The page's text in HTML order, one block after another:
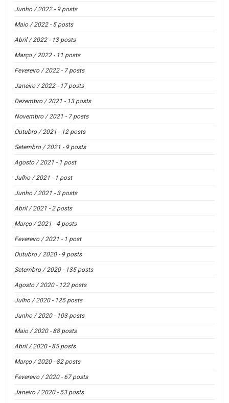
Junho / 2022 - 9 posts
Maio / 2022 - 5 posts
Abril / 2022 - 13 posts
Março / 2022 - 11 posts
Fevereiro / 2022 - 7 posts
Janeiro / 2022 - 17 posts
Dezembro / 2021 - 13 posts
Novembro / 2021 - 7 posts
Outubro / 2021 - 12 posts
Setembro / 2021 - 9 posts
Agosto / 2021 - 1 post
Julho / 2021 - 1 post
Junho / 2021 - 3 posts
Abril / 2021 - 2 posts
Março / 2021 - 4 posts
Fevereiro / 2021 - 1 post
Outubro / 2020 - 9 posts
Setembro / 2020 - 135 posts
Agosto / 2020 - 122 posts
Julho / 2020 - 125 posts
Junho / 2020 - 103 posts
Maio / 2020 - 88 posts
Abril / 2020 - 85 posts
Março / 2020 - 82 posts
Fevereiro / 2020 - 67 posts
Janeiro / 2020 - 53 posts